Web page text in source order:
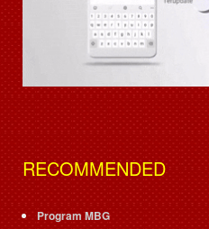
RECOMMENDED
Program MBG